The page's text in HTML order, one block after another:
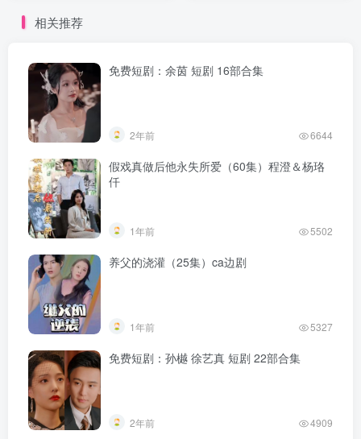
相关推荐
免费短剧：余茵 短剧 16部合集
2年前 6644
假戏真做后他永失所爱（60集）程澄＆杨珞
仟
1年前 5502
养父的浇灌（25集）ca边剧
1年前 5327
免费短剧：孙樾 徐艺真 短剧 22部合集
2年前 4909